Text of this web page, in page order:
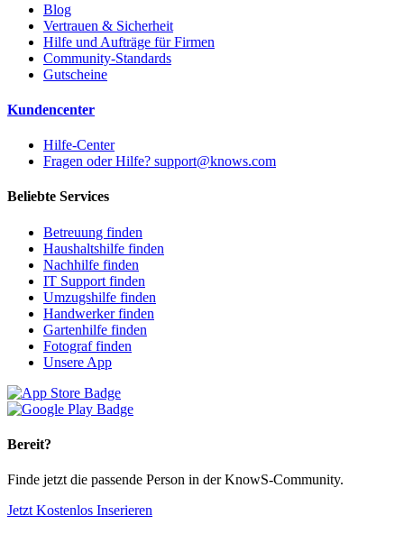
Blog
Vertrauen & Sicherheit
Hilfe und Aufträge für Firmen
Community-Standards
Gutscheine
Kundencenter
Hilfe-Center
Fragen oder Hilfe? support@knows.com
Beliebte Services
Betreuung finden
Haushaltshilfe finden
Nachhilfe finden
IT Support finden
Umzugshilfe finden
Handwerker finden
Gartenhilfe finden
Fotograf finden
Unsere App
Bereit?
Finde jetzt die passende Person in der KnowS-Community.
Jetzt Kostenlos Inserieren